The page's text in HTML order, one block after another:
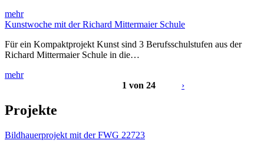
mehr
Kunstwoche mit der Richard Mittermaier Schule
Für ein Kompaktprojekt Kunst sind 3 Berufsschulstufen aus der
Richard Mittermaier Schule in die…
mehr
1 von 24
›
Projekte
Bildhauerprojekt mit der FWG 22723